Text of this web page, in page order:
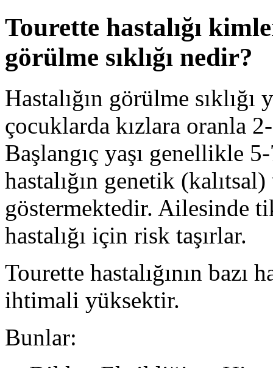
Tourette hastalığı
görülme sıklığı nedir?
Hastalığın görülme
çocuklarda kızlara oranla
Başlangıç yaşı genellikle 5-
hastalığın genetik
gös­termektedir. Ailesinde
hastalığı için risk taşırlar.
Tourette hastalığının
ihtimali yüksektir.
Bunlar: